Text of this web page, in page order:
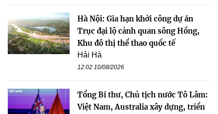
Hà Nội: Gia hạn khởi công dự án
Trục đại lộ cảnh quan sông Hồng,
Khu đô thị thể thao quốc tế
Hải Hà
12:02 10/08/2026
Tổng Bí thư, Chủ tịch nước Tô Lâm:
Việt Nam, Australia xây dựng, triển